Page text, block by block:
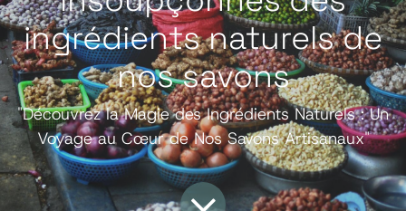
ingrédients naturels de
nos savons
"Découvrez la Magie des Ingrédients Naturels : Un
Voyage au Cœur de Nos Savons Artisanaux"